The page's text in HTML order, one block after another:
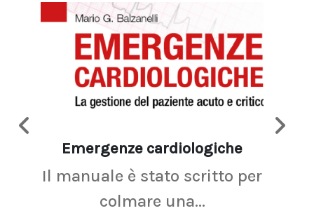
Emergenze cardiologiche
Il manuale è stato scritto per
colmare una...